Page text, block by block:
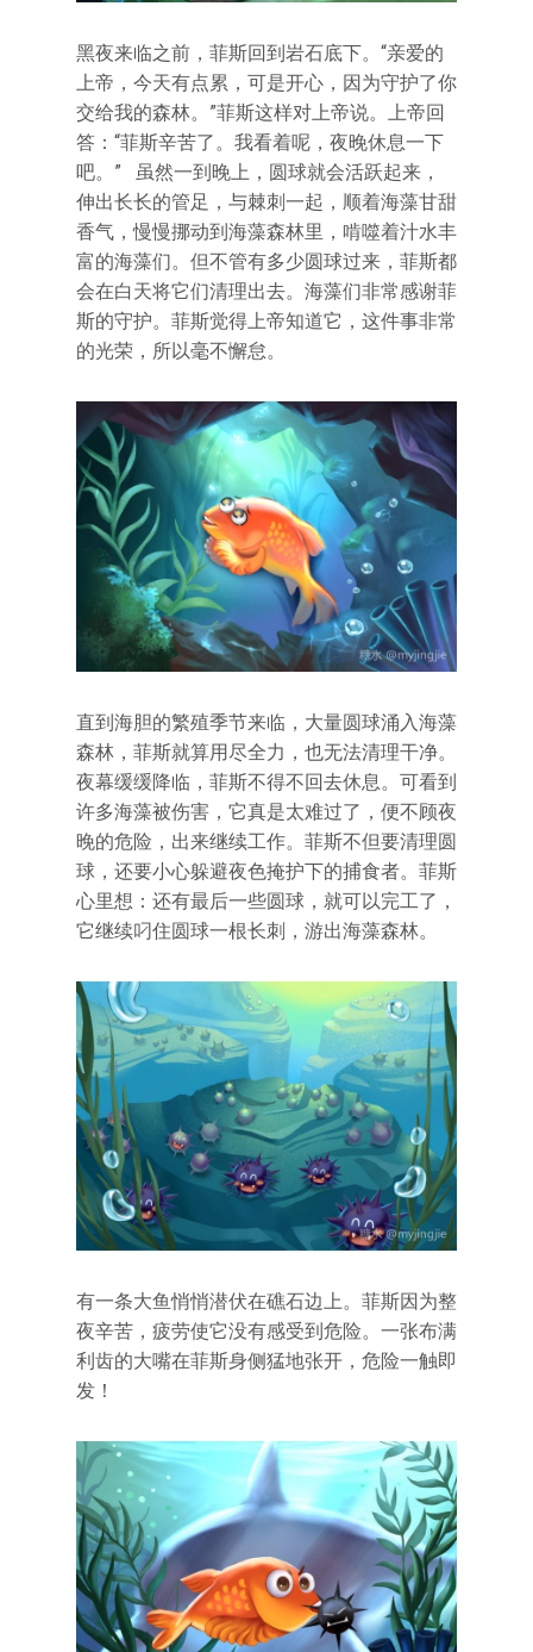
黑夜来临之前，菲斯回到岩石底下。“亲爱的
上帝，今天有点累，可是开心，因为守护了你
交给我的森林。”菲斯这样对上帝说。上帝回
答：“菲斯辛苦了。我看着呢，夜晚休息一下
吧。” 虽然一到晚上，圆球就会活跃起来，
伸出长长的管足，与棘刺一起，顺着海藻甘甜
香气，慢慢挪动到海藻森林里，啃噬着汁水丰
富的海藻们。但不管有多少圆球过来，菲斯都
会在白天将它们清理出去。海藻们非常感谢菲
斯的守护。菲斯觉得上帝知道它，这件事非常
的光荣，所以毫不懈怠。
直到海胆的繁殖季节来临，大量圆球涌入海藻
森林，菲斯就算用尽全力，也无法清理干净。
夜幕缓缓降临，菲斯不得不回去休息。可看到
许多海藻被伤害，它真是太难过了，便不顾夜
晚的危险，出来继续工作。菲斯不但要清理圆
球，还要小心躲避夜色掩护下的捕食者。菲斯
心里想：还有最后一些圆球，就可以完工了，
它继续叼住圆球一根长刺，游出海藻森林。
有一条大鱼悄悄潜伏在礁石边上。菲斯因为整
夜辛苦，疲劳使它没有感受到危险。一张布满
利齿的大嘴在菲斯身侧猛地张开，危险一触即
发！